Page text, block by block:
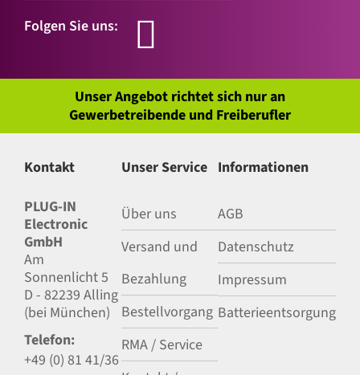
Folgen Sie uns:
Unser Angebot richtet sich nur an
Gewerbetreibende und Freiberufler
Kontakt
PLUG-IN
Electronic
GmbH
Am
Sonnenlicht 5
D - 82239 Alling
(bei München)
Telefon:
+49 (0) 81 41/36
Unser Service
Über uns
Versand und
Bezahlung
Bestellvorgang
RMA / Service
Informationen
AGB
Datenschutz
Impressum
Batterieentsorgung